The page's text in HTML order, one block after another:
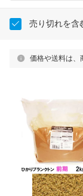
売り切れを含
価格や送料は、